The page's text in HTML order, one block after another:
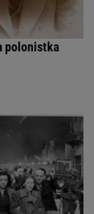
polonistka